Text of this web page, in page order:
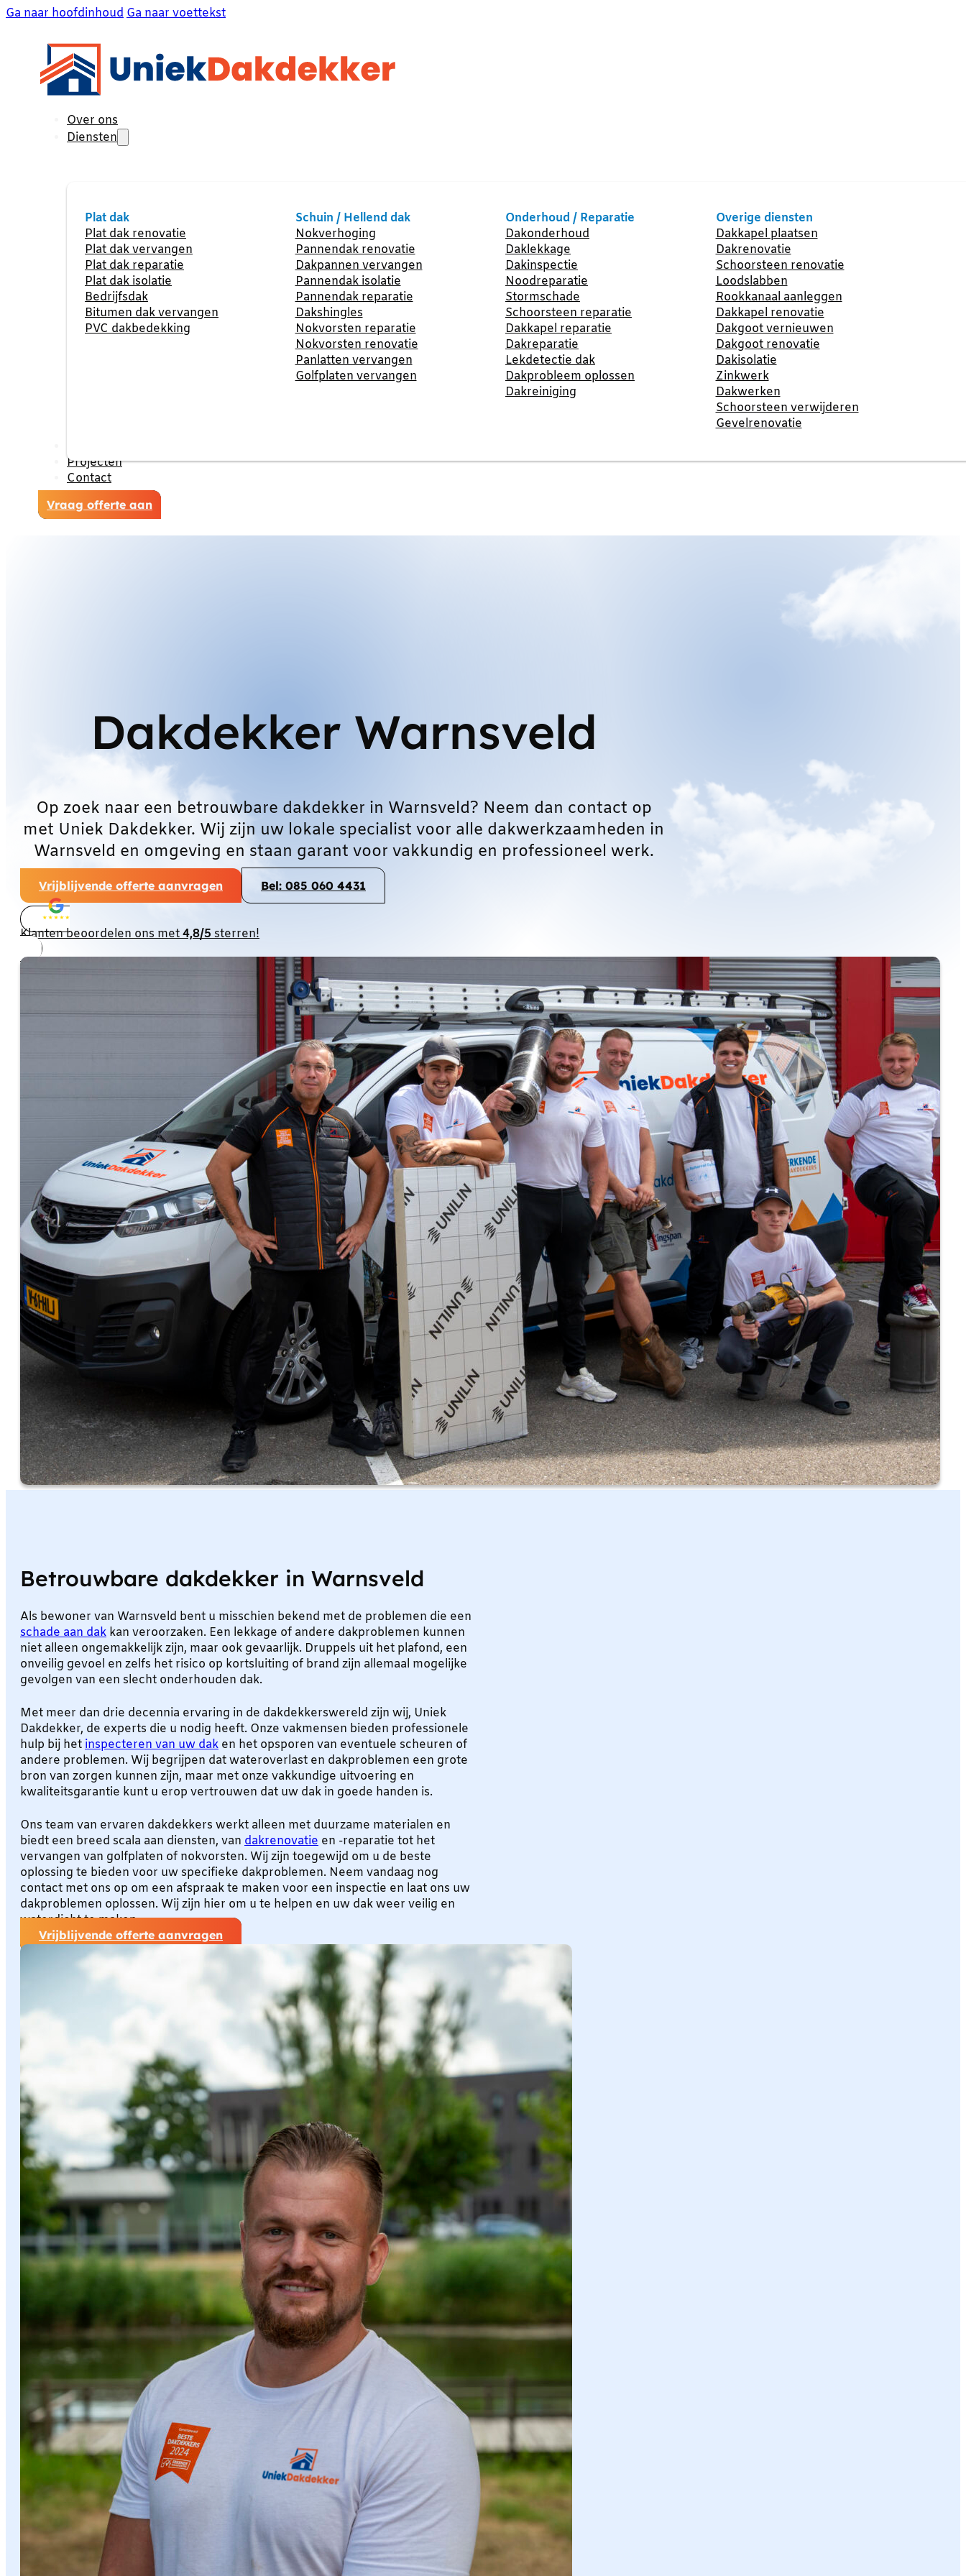
Ga naar hoofdinhoud Ga naar voettekst
Over ons
Diensten
Plat dak
Plat dak renovatie
Plat dak vervangen
Plat dak reparatie
Plat dak isolatie
Bedrijfsdak
Bitumen dak vervangen
PVC dakbedekking
Schuin / Hellend dak
Nokverhoging
Pannendak renovatie
Dakpannen vervangen
Pannendak isolatie
Pannendak reparatie
Dakshingles
Nokvorsten reparatie
Nokvorsten renovatie
Panlatten vervangen
Golfplaten vervangen
Onderhoud / Reparatie
Dakonderhoud
Daklekkage
Dakinspectie
Noodreparatie
Stormschade
Schoorsteen reparatie
Dakkapel reparatie
Dakreparatie
Lekdetectie dak
Dakprobleem oplossen
Dakreiniging
Overige diensten
Dakkapel plaatsen
Dakrenovatie
Schoorsteen renovatie
Loodslabben
Rookkanaal aanleggen
Dakkapel renovatie
Dakgoot vernieuwen
Dakgoot renovatie
Dakisolatie
Zinkwerk
Dakwerken
Schoorsteen verwijderen
Gevelrenovatie
Projecten
Contact
Vraag offerte aan
Dakdekker Warnsveld
Op zoek naar een betrouwbare dakdekker in Warnsveld? Neem dan contact op
met Uniek Dakdekker. Wij zijn uw lokale specialist voor alle dakwerkzaamheden in
Warnsveld en omgeving en staan garant voor vakkundig en professioneel werk.
Vrijblijvende offerte aanvragen Bel: 085 060 4431
Klanten beoordelen ons met4,8/5 sterren!
Betrouwbare dakdekker in Warnsveld
Als bewoner van Warnsveld bent u misschien bekend met de problemen die een
schade aan dak kan veroorzaken. Een lekkage of andere dakproblemen kunnen
niet alleen ongemakkelijk zijn, maar ook gevaarlijk. Druppels uit het plafond, een
onveilig gevoel en zelfs het risico op kortsluiting of brand zijn allemaal mogelijke
gevolgen van een slecht onderhouden dak.
Met meer dan drie decennia ervaring in de dakdekkerswereld zijn wij, Uniek
Dakdekker, de experts die u nodig heeft. Onze vakmensen bieden professionele
hulp bij het inspecteren van uw dak en het opsporen van eventuele scheuren of
andere problemen. Wij begrijpen dat wateroverlast en dakproblemen een grote
bron van zorgen kunnen zijn, maar met onze vakkundige uitvoering en
kwaliteitsgarantie kunt u erop vertrouwen dat uw dak in goede handen is.
Ons team van ervaren dakdekkers werkt alleen met duurzame materialen en
biedt een breed scala aan diensten, van dakrenovatie en -reparatie tot het
vervangen van golfplaten of nokvorsten. Wij zijn toegewijd om u de beste
oplossing te bieden voor uw specifieke dakproblemen. Neem vandaag nog
contact met ons op om een afspraak te maken voor een inspectie en laat ons uw
dakproblemen oplossen. Wij zijn hier om u te helpen en uw dak weer veilig en
waterdicht te maken.
Vrijblijvende offerte aanvragen